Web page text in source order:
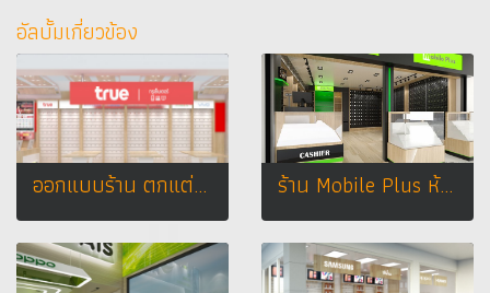
อัลบั้มเกี่ยวข้อง
ออกแบบร้าน ตกแต่งร้าน ประทวนมือถือ true shop โลตัส อ.บึงสามพัน จ.เพชรบูรณ์ ร้าน Mobile Plus ห้าง (MBK Center Bangkok)